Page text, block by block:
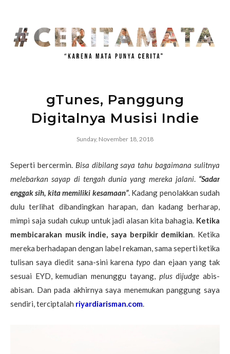
gTunes, Panggung
Digitalnya Musisi Indie
Sunday, November 18, 2018
Seperti bercermin. Bisa dibilang saya tahu bagaimana sulitnya
melebarkan sayap di tengah dunia yang mereka jalani. “Sadar
enggak sih, kita memiliki kesamaan”. Kadang penolakkan sudah
dulu terlihat dibandingkan harapan, dan kadang berharap,
mimpi saja sudah cukup untuk jadi alasan kita bahagia. Ketika
membicarakan musik indie, saya berpikir demikian. Ketika
mereka berhadapan dengan label rekaman, sama seperti ketika
tulisan saya diedit sana-sini karenatypo dan ejaan yang tak
sesuai EYD, kemudian menunggu tayang, plusdijudge abis-
abisan. Dan pada akhirnya saya menemukan panggung saya
sendiri, terciptalah riyardiarisman.com.